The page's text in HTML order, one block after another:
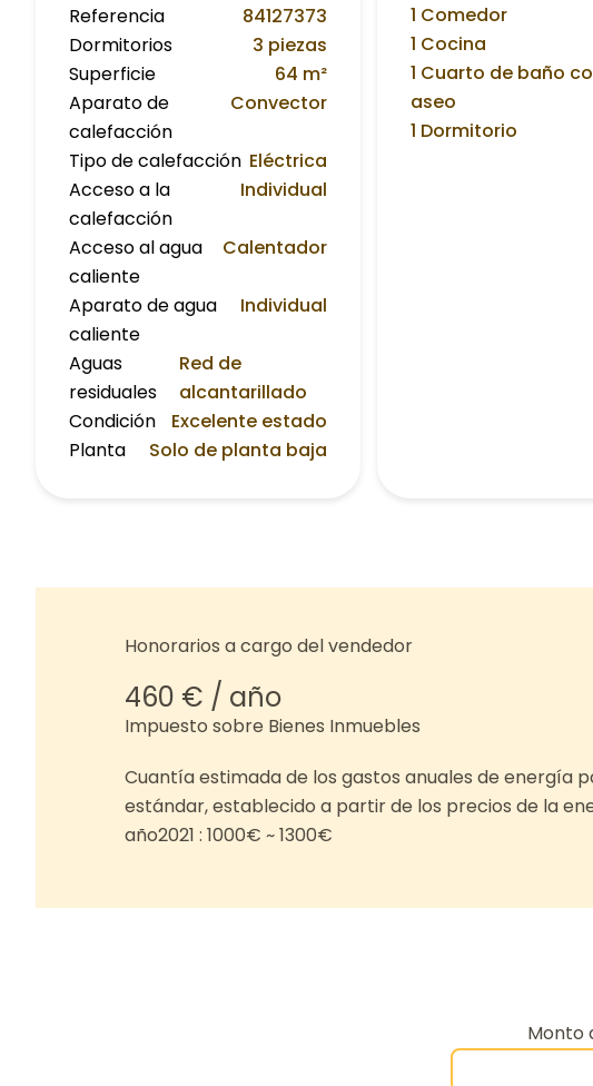
Referencia
84127373
Dormitorios
3 piezas
Superficie
64 m²
Aparato de
calefacción
Convector
Tipo de calefacción Eléctrica
Acceso a la
calefacción
Individual
Acceso al agua
caliente
Calentador
Aparato de agua
caliente
Individual
Aguas
residuales
Red de
alcantarillado
Condición
Excelente estado
Planta
Solo de planta baja
1 Comedor
1 Cocina
1 Cuarto de baño
aseo
1 Dormitorio
Honorarios a cargo del vendedor
460 € / año
Impuesto sobre Bienes Inmuebles
Cuantía estimada de los gastos anuales de energía
estándar, establecido a partir de los precios de la
año2021 : 1000€ ~ 1300€
Monto